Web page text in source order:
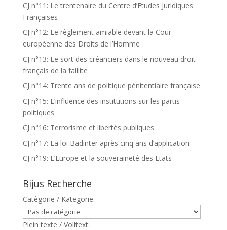
CJ n°11: Le trentenaire du Centre d’Etudes Juridiques
Françaises
CJ n°12: Le règlement amiable devant la Cour
européenne des Droits de l’Homme
CJ n°13: Le sort des créanciers dans le nouveau droit
français de la faillite
CJ n°14: Trente ans de politique pénitentiaire française
CJ n°15: L’influence des institutions sur les partis
politiques
CJ n°16: Terrorisme et libertés publiques
CJ n°17: La loi Badinter après cinq ans d’application
CJ n°19: L’Europe et la souveraineté des Etats
Bijus Recherche
Catègorie / Kategorie:
Plein texte / Volltext: